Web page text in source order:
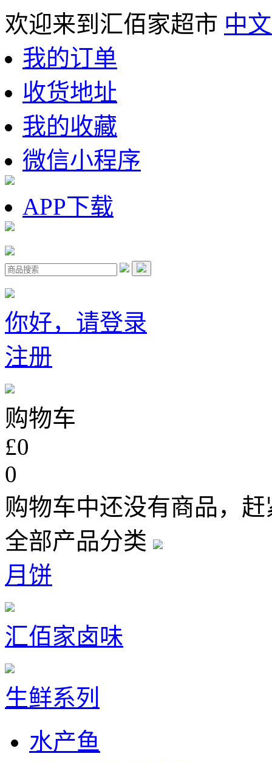
欢迎来到汇佰家超市 中
我的订单
收货地址
我的收藏
微信小程序
APP下载
你好，请登录
注册
购物车
£0
0
购物车中还没有商品，
全部产品分类
月饼
汇佰家卤味
生鲜系列
水产鱼